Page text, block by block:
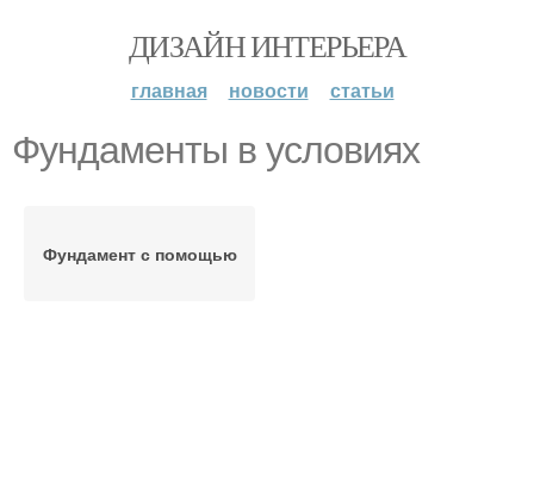
ДИЗАЙН ИНТЕРЬЕРА
главная новости статьи
Фундаменты в условиях
Фундамент с помощью